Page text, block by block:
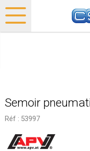
Semoir
Réf : 53997